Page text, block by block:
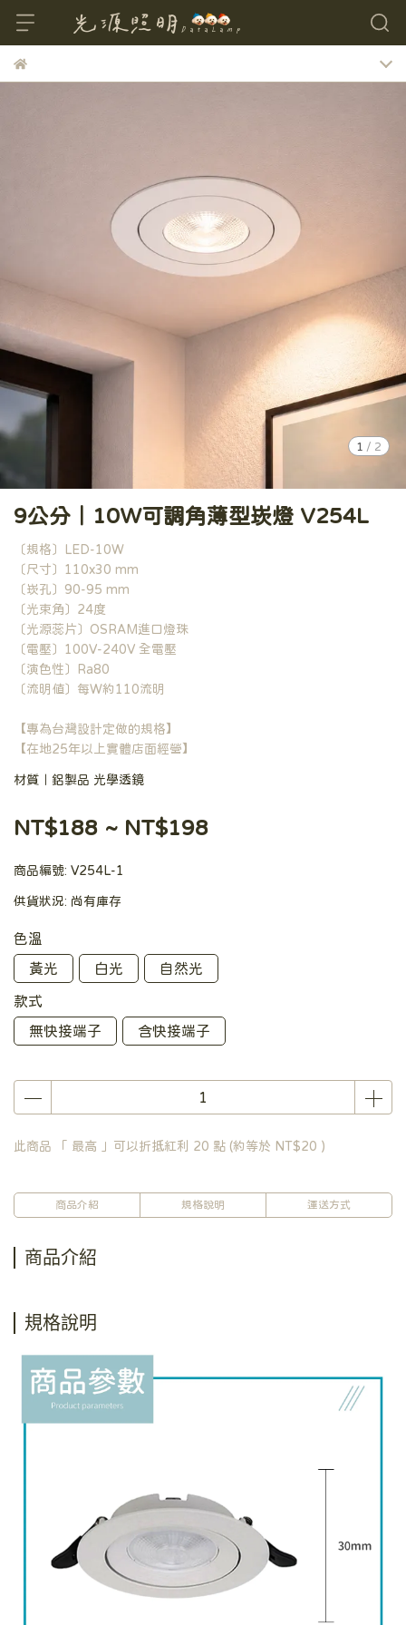
1 / 2
9公分｜10W可調角薄型崁燈 V254L
〔規格〕LED-10W
〔尺寸〕110x30 mm
〔崁孔〕90-95 mm
〔光束角〕24度
〔光源蕊片〕OSRAM進口燈珠
〔電壓〕100V-240V 全電壓
〔演色性〕Ra80
〔流明值〕每W約110流明
【專為台灣設計定做的規格】
【在地25年以上實體店面經營】
材質｜鋁製品 光學透鏡
NT$188 ~ NT$198
商品編號: V254L-1
供貨狀況: 尚有庫存
色溫
黃光
白光
自然光
款式
無快接端子
含快接端子
此商品 「 最高 」可以折抵紅利 20 點 (約等於 NT$20 )
商品介紹 規格說明 運送方式
商品介紹
規格說明